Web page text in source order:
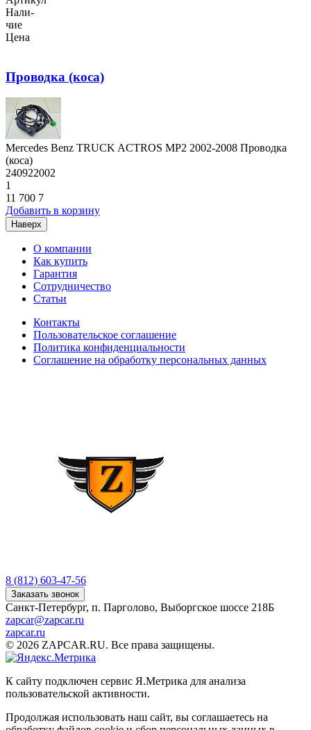
Нали-
чие
Цена
Проводка (коса)
Mercedes Benz TRUCK ACTROS MP2 2002-2008 Проводка
(коса)
240922002
1
11 700 7
Добавить в корзину
Наверх
О компании
Как купить
Гарантия
Сотрудничество
Статьи
Контакты
Пользовательское соглашение
Политика конфиденциальности
Соглашение на обработку персональных данных
8 (812) 603-47-56
Заказать звонок
Санкт-Петербург, п. Парголово, Выборгское шоссе 218Б
zapcar@zapcar.ru
zapcar.ru
© 2026 ZAPCAR.RU. Все права защищены.
К сайту подключен сервис Я.Метрика для анализа
пользовательской активности.
Продолжая использовать наш сайт, вы соглашаетесь на